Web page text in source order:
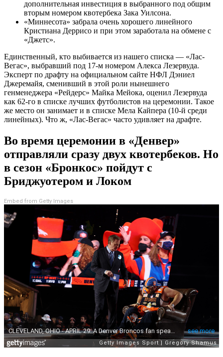
дополнительная инвестиция в выбранного под общим
вторым номером квотербека Зака Уилсона.
«Миннесота» забрала очень хорошего линейного
Кристиана Деррисо и при этом заработала на обмене с
«Джетс».
Единственный, кто выбивается из нашего списка — «Лас-
Вегас», выбравший под 17-м номером Алекса Лезервуда.
Эксперт по драфту на официальном сайте НФЛ Дэниел
Джеремайя, сменивший в этой роли нынешнего
генменеджера «Рейдерс» Майка Мейока, оценил Лезервуда
как 62-го в списке лучших футболистов на церемонии. Такое
же место он занимает и в списке Мела Кайпера (10-й среди
линейных). Что ж, «Лас-Вегас» часто удивляет на драфте.
Во время церемонии в «Денвер»
отправляли сразу двух квотербеков. Но
в сезон «Бронкос» пойдут с
Бриджуотером и Локом
Embed from Getty Images